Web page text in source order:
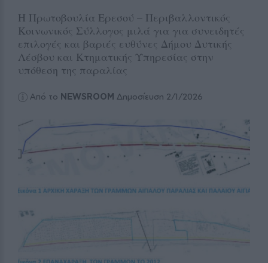
Η Πρωτοβουλία Ερεσού – Περιβαλλοντικός
Κοινωνικός Σύλλογος μιλά για για συνειδητές
επιλογές και βαριές ευθύνες Δήμου Δυτικής
Λέσβου και Κτηματικής Υπηρεσίας στην
υπόθεση της παραλίας
Από το NEWSROOM Δημοσίευση 2/1/2026